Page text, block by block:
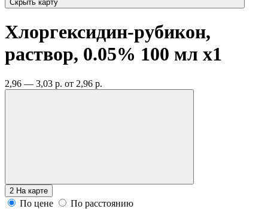
Скрыть карту
Хлоргексидин-рубикон,
раствор, 0.05% 100 мл x1
2,96 — 3,03 р. от 2,96 р.
2 На карте
По цене
По расстоянию